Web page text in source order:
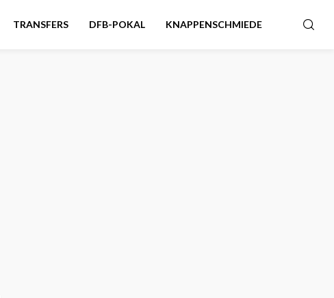
TRANSFERS DFB-POKAL KNAPPENSCHMIEDE